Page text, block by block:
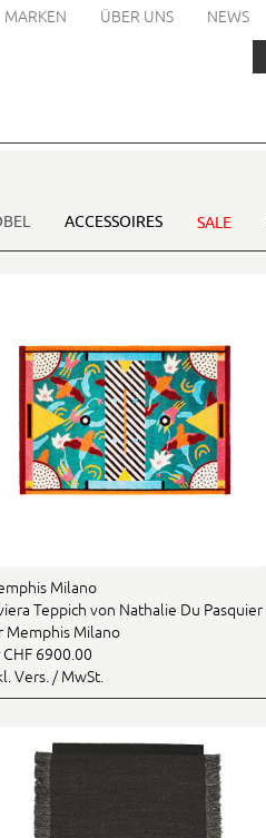
MARKEN ÜBER UNS NEWS
ACCESSOIRES SALE
Milano
Teppich von Nathalie Du Pasquier
Memphis Milano
CHF 6900.00
Vers. / MwSt.